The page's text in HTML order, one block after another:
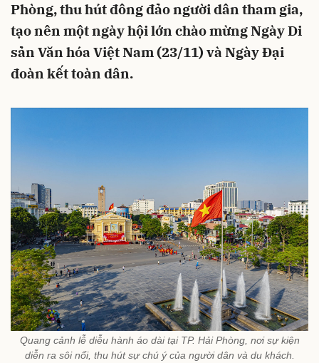
Phòng, thu hút đông đảo người dân tham gia,
tạo nên một ngày hội lớn chào mừng Ngày Di
sản Văn hóa Việt Nam (23/11) và Ngày Đại
đoàn kết toàn dân.
Quang cảnh lễ diễu hành áo dài tại TP. Hải Phòng, nơi sự kiện
diễn ra sôi nổi, thu hút sự chú ý của người dân và du khách.